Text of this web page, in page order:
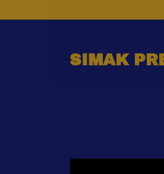
SIMAK